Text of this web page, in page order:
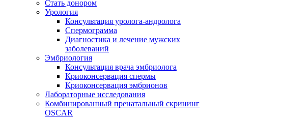
Стать донором
Урология
Консультация уролога-андролога
Спермограмма
Диагностика и лечение мужских
заболеваний
Эмбриология
Консультация врача эмбриолога
Криоконсервация спермы
Криоконсервация эмбрионов
Лабораторные исследования
Комбинированный пренатальный скрининг
OSCAR